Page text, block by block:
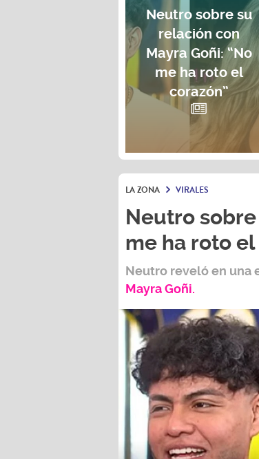
Neutro sobre su
relación con
Mayra Goñi: “No
me ha roto el
corazón”
LA ZONA VIRALES
Neutro
me ha roto el
Neutro reveló en una
Mayra Goñi.